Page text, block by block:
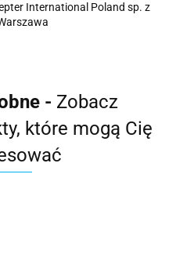
International Poland sp. z
- Zobacz
które mogą Cię